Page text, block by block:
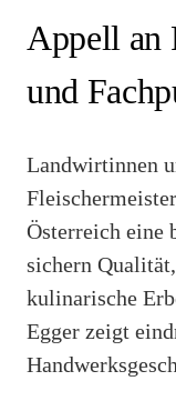
Appell an
und
Landwirtinnen
Österreich eine
sichern
kulinarische
Egger zeigt